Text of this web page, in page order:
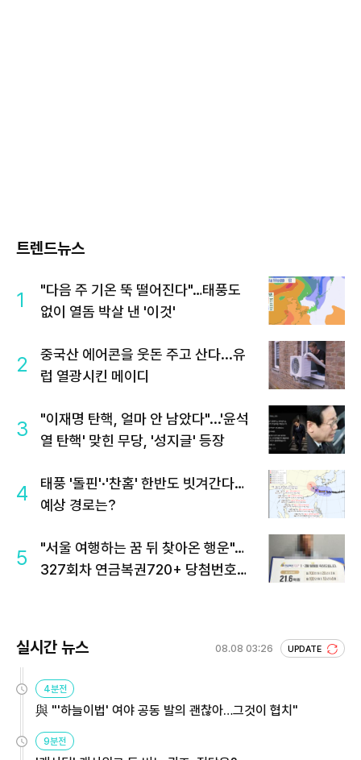
트렌드뉴스
1
"다음 주 기온 뚝 떨어진다"…태풍도
없이 열돔 박살 낸 '이것'
2
중국산 에어콘을 웃돈 주고 산다...유
럽 열광시킨 메이디
3
"이재명 탄핵, 얼마 안 남았다"...'윤석
열 탄핵' 맞힌 무당, '성지글' 등장
4
태풍 '돌핀'·'찬홈' 한반도 빗겨간다…
예상 경로는?
5
"서울 여행하는 꿈 뒤 찾아온 행운"…
327회차 연금복권720+ 당첨번호조
실시간 뉴스 08.08 03:26 UPDATE
4분전
與 "'하늘이법' 여야 공동 발의 괜찮아…그것이 협치"
9분전